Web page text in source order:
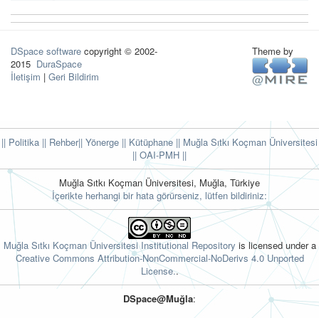
DSpace software copyright © 2002-
2015 DuraSpace
İletişim | Geri Bildirim
Theme by
|| Politika || Rehber|| Yönerge || Kütüphane || Muğla Sıtkı Koçman Üniversitesi
|| OAI-PMH ||
Muğla Sıtkı Koçman Üniversitesi, Muğla, Türkiye
İçerikte herhangi bir hata görürseniz, lütfen bildiriniz:
Muğla Sıtkı Koçman Üniversitesi Institutional Repository is licensed under a
Creative Commons Attribution-NonCommercial-NoDerivs 4.0 Unported
License..
DSpace@Muğla: